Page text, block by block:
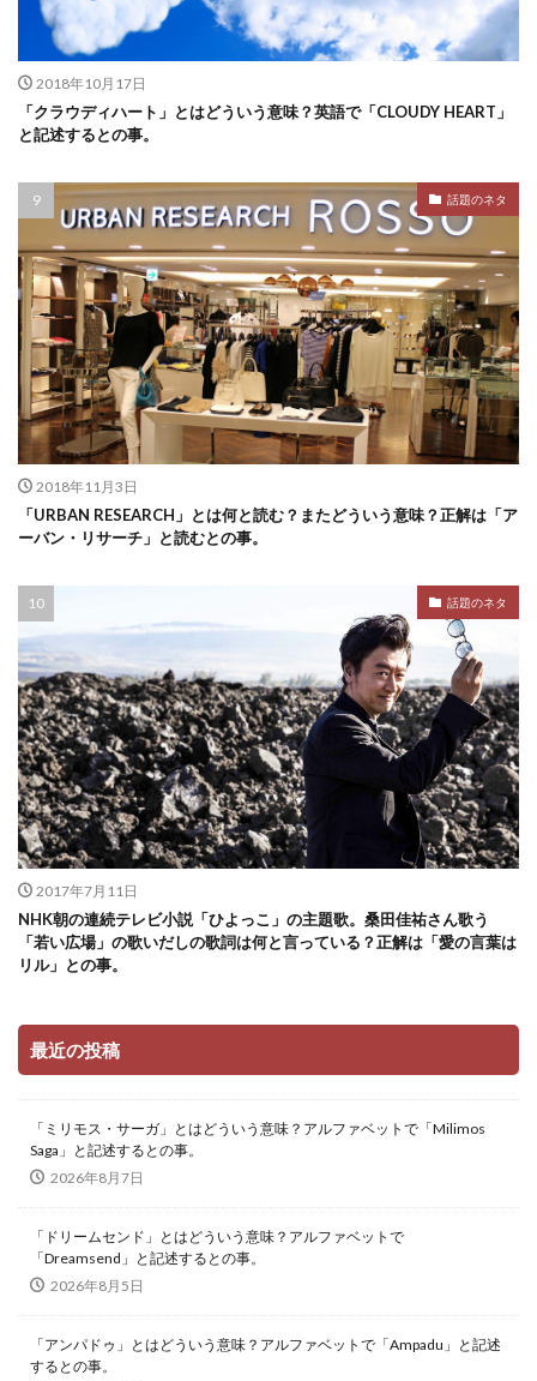
2018年10月17日
「クラウディハート」とはどういう意味？英語で「CLOUDY HEART」
と記述するとの事。
話題のネタ
2018年11月3日
「URBAN RESEARCH」とは何と読む？またどういう意味？正解は「ア
ーバン・リサーチ」と読むとの事。
話題のネタ
2017年7月11日
NHK朝の連続テレビ小説「ひよっこ」の主題歌。桑田佳祐さん歌う
「若い広場」の歌いだしの歌詞は何と言っている？正解は「愛の言葉は
リル」との事。
最近の投稿
「ミリモス・サーガ」とはどういう意味？アルファベットで「Milimos
Saga」と記述するとの事。
2026年8月7日
「ドリームセンド」とはどういう意味？アルファベットで
「Dreamsend」と記述するとの事。
2026年8月5日
「アンパドゥ」とはどういう意味？アルファベットで「Ampadu」と記述
するとの事。